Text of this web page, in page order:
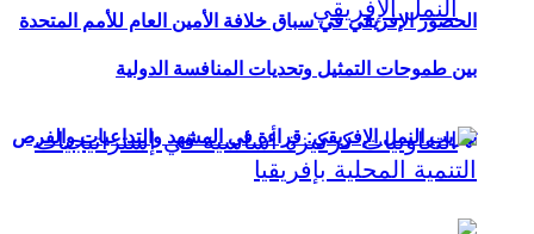
تهريب النمل الإفريقي: قراءة في المشهد والتداعيات والفرص
الحضور الإفريقي في سباق خلافة الأمين العام للأمم المتحدة
بين طموحات التمثيل وتحديات المنافسة الدولية